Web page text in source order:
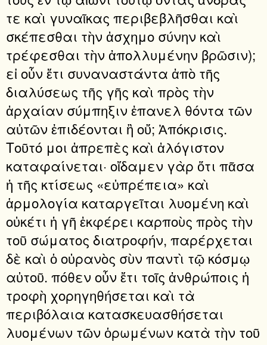
τε καὶ γυναῖκας περιβεβλῆσθαι καὶ
σκέπεσθαι τὴν ἀσχημο σύνην καὶ
τρέφεσθαι τὴν ἀπολλυμένην βρῶσιν);
εἰ οὖν ἔτι συναναστάντα ἀπὸ τῆς
διαλύσεως τῆς γῆς καὶ πρὸς τὴν
ἀρχαίαν σύμπηξιν ἐπανελ θόντα τῶν
αὐτῶν ἐπιδέονται ἢ οὔ; Ἀπόκρισις.
Τοῦτό μοι ἀπρεπὲς καὶ ἀλόγιστον
καταφαίνεται· οἴδαμεν γὰρ ὅτι πᾶσα
ἡ τῆς κτίσεως «εὐπρέπεια» καὶ
ἁρμολογία καταργεῖται λυομένη καὶ
οὐκέτι ἡ γῆ ἐκφέρει καρποὺς πρὸς τὴν
τοῦ σώματος διατροφήν, παρέρχεται
δὲ καὶ ὁ οὐρανὸς σὺν παντὶ τῷ κόσμῳ
αὐτοῦ. πόθεν οὖν ἔτι τοῖς ἀνθρώποις ἡ
τροφὴ χορηγηθήσεται καὶ τὰ
περιβόλαια κατασκευασθήσεται
λυομένων τῶν ὁρωμένων κατὰ τὴν τοῦ